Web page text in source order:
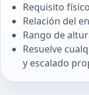
Requisito
Relación del
Rango de
Resuelve
y escalado